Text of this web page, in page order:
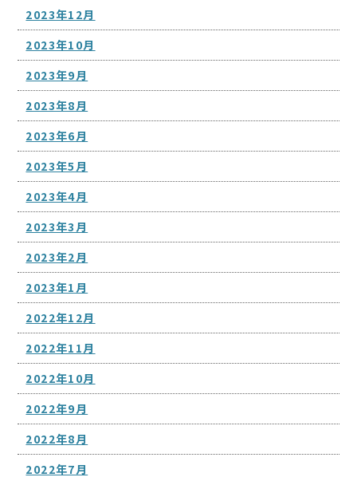
2023年12月
2023年10月
2023年9月
2023年8月
2023年6月
2023年5月
2023年4月
2023年3月
2023年2月
2023年1月
2022年12月
2022年11月
2022年10月
2022年9月
2022年8月
2022年7月